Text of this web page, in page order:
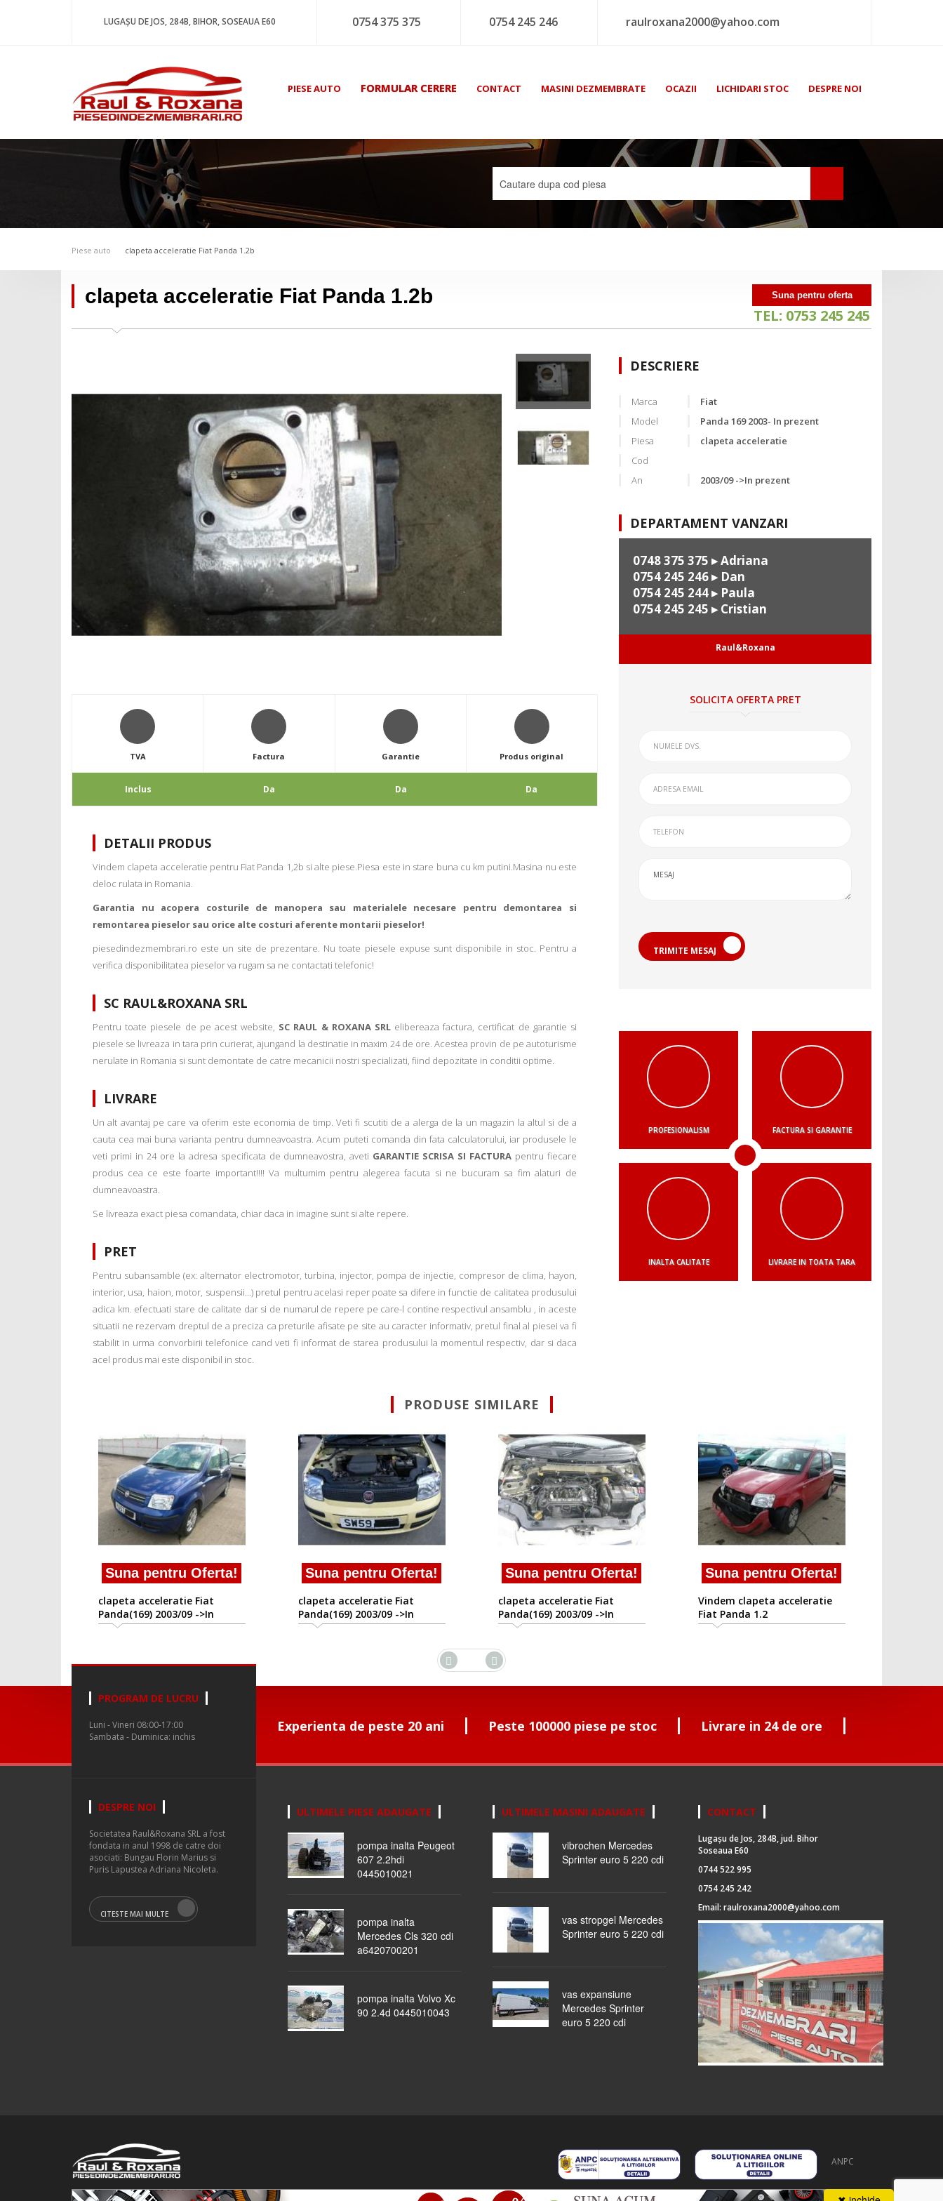
LUGAȘU DE JOS, 284B, BIHOR, SOSEAUA E60 0754 375 375 0754 245 246 raulroxana2000@yahoo.com
PIESE AUTO FORMULAR CERERE CONTACT MASINI DEZMEMBRATE OCAZII LICHIDARI STOC DESPRE NOI
Piese auto clapeta acceleratie Fiat Panda 1.2b
clapeta acceleratie Fiat Panda 1.2b Suna pentru oferta
TEL: 0753 245 245
TVA
Inclus
Factura
Da
Garantie
Da
Produs original
Da
DETALII PRODUS
Vindem clapeta acceleratie pentru Fiat Panda 1,2b si alte piese.Piesa este in stare buna cu km putini.Masina nu este
deloc rulata in Romania.
Garantia nu acopera costurile de manopera sau materialele necesare pentru demontarea si
remontarea pieselor sau orice alte costuri aferente montarii pieselor!
piesedindezmembrari.ro este un site de prezentare. Nu toate piesele expuse sunt disponibile in stoc. Pentru a
verifica disponibilitatea pieselor va rugam sa ne contactati telefonic!
SC RAUL&ROXANA SRL
Pentru toate piesele de pe acest website, SC RAUL & ROXANA SRLelibereaza factura, certificat de garantie si
piesele se livreaza in tara prin curierat, ajungand la destinatie in maxim 24 de ore. Acestea provin de pe autoturisme
nerulate in Romania si sunt demontate de catre mecanicii nostri specializati, fiind depozitate in conditii optime.
LIVRARE
Un alt avantaj pe care va oferim este economia de timp. Veti fi scutiti de a alerga de la un magazin la altul si de a
cauta cea mai buna varianta pentru dumneavoastra. Acum puteti comanda din fata calculatorului, iar produsele le
veti primi in 24 ore la adresa specificata de dumneavostra, aveti GARANTIE SCRISA SI FACTURA pentru fiecare
produs cea ce este foarte important!!!! Va multumim pentru alegerea facuta si ne bucuram sa fim alaturi de
dumneavoastra.
Se livreaza exact piesa comandata, chiar daca in imagine sunt si alte repere.
PRET
Pentru subansamble (ex: alternator electromotor, turbina, injector, pompa de injectie, compresor de clima, hayon,
interior, usa, haion, motor, suspensii...) pretul pentru acelasi reper poate sa difere in functie de calitatea produsului
adica km. efectuati stare de calitate dar si de numarul de repere pe care-l contine respectivul ansamblu , in aceste
situatii ne rezervam dreptul de a preciza ca preturile afisate pe site au caracter informativ, pretul final al piesei va fi
stabilit in urma convorbirii telefonice cand veti fi informat de starea produsului la momentul respectiv, dar si daca
acel produs mai este disponibil in stoc.
DESCRIERE
Marca
Fiat
Model
Panda 169 2003- In prezent
Piesa
clapeta acceleratie
Cod
An
2003/09 ->In prezent
DEPARTAMENT VANZARI
0748 375 375 ▸ Adriana
0754 245 246▸ Dan
0754 245 244▸ Paula
0754 245 245 ▸ Cristian
Raul&Roxana
SOLICITA OFERTA PRET
TRIMITE MESAJ
PROFESIONALISM FACTURA SI GARANTIE
INALTA CALITATE LIVRARE IN TOATA TARA
PRODUSE SIMILARE
Suna pentru Oferta!
clapeta acceleratie Fiat
Panda(169) 2003/09 ->In
prezent
Suna pentru Oferta!
clapeta acceleratie Fiat
Panda(169) 2003/09 ->In
prezent
Suna pentru Oferta!
clapeta acceleratie Fiat
Panda(169) 2003/09 ->In
prezent
Suna pentru Oferta!
Vindem clapeta acceleratie
Fiat Panda 1.2
Experienta de peste 20 ani Peste 100000 piese pe stoc Livrare in 24 de ore
PROGRAM DE LUCRU
Luni - Vineri 08:00-17:00
Sambata - Duminica: inchis
DESPRE NOI
Societatea Raul&Roxana SRL a fost
fondata in anul 1998 de catre doi
asociati: Bungau Florin Marius si
Puris Lapustea Adriana Nicoleta.
CITESTE MAI MULTE
ULTIMELE PIESE ADAUGATE
pompa inalta Peugeot
607 2.2hdi
0445010021
pompa inalta
Mercedes Cls 320 cdi
a6420700201
pompa inalta Volvo Xc
90 2.4d 0445010043
ULTIMELE MASINI ADAUGATE
vibrochen Mercedes
Sprinter euro 5 220 cdi
vas stropgel Mercedes
Sprinter euro 5 220 cdi
vas expansiune
Mercedes Sprinter
euro 5 220 cdi
CONTACT
Lugașu de Jos, 284B, jud. Bihor
Soseaua E60
0744 522 995
0754 245 242
Email: raulroxana2000@yahoo.com
ANPC
© 2016 Raul&Roxana SRL. Toate drepturile rezervate. piese auto masini dezmembrate ocazii lichidari stoc despre noi formular cerere autentificare contact